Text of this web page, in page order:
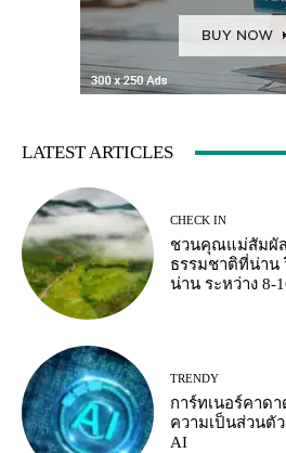
LATEST ARTICLES
CHECK IN
ชวนคุณแม่สัมผั
ธรรมชาติที่น่าน
น่าน ระหว่าง 8-
TRENDY
การ์ทเนอร์คาด
ความเป็นส่วนตั
AI